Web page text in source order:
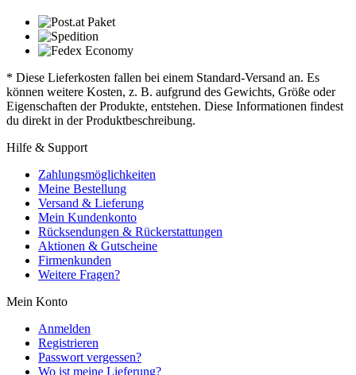
* Diese Lieferkosten fallen bei einem Standard-Versand an. Es
können weitere Kosten, z. B. aufgrund des Gewichts, Größe oder
Eigenschaften der Produkte, entstehen. Diese Informationen findest
du direkt in der Produktbeschreibung.
Hilfe & Support
Zahlungsmöglichkeiten
Meine Bestellung
Versand & Lieferung
Mein Kundenkonto
Rücksendungen & Rückerstattungen
Aktionen & Gutscheine
Firmenkunden
Weitere Fragen?
Mein Konto
Anmelden
Registrieren
Passwort vergessen?
Wo ist meine Lieferung?